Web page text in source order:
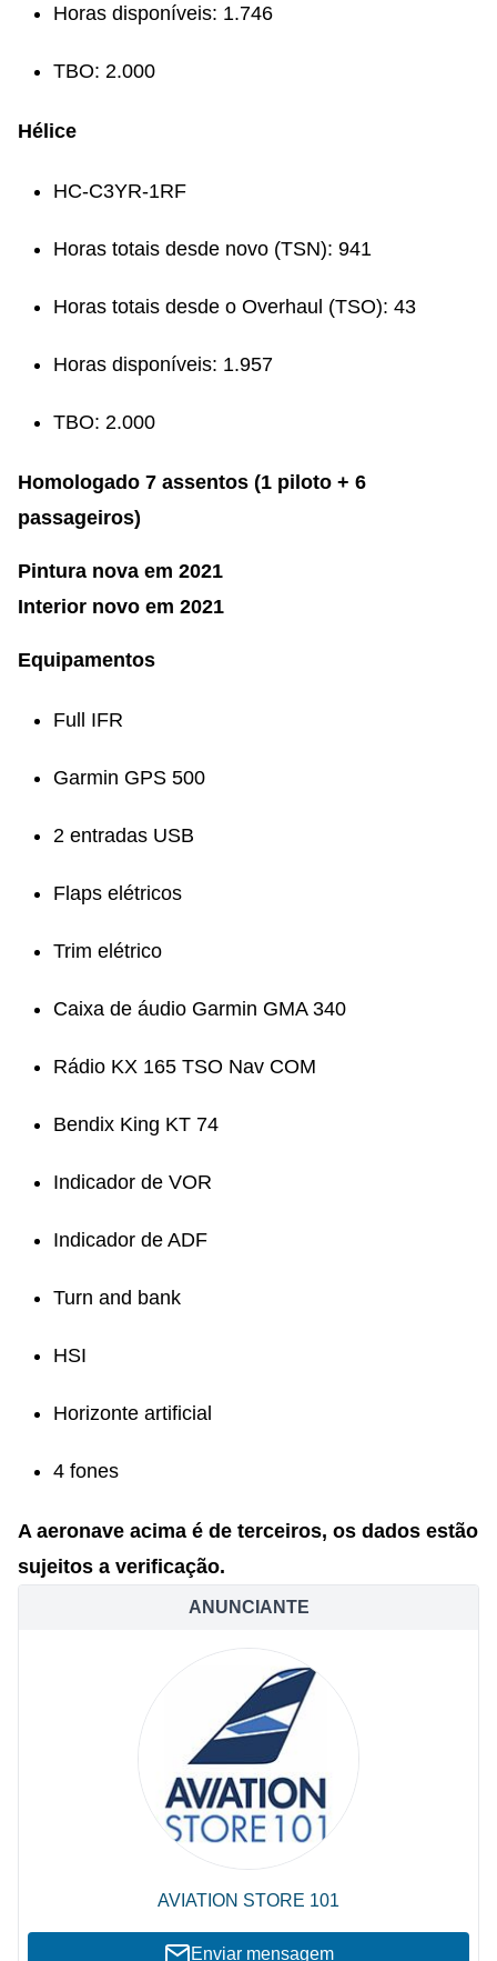
Horas disponíveis: 1.746
TBO: 2.000
Hélice
HC-C3YR-1RF
Horas totais desde novo (TSN): 941
Horas totais desde o Overhaul (TSO): 43
Horas disponíveis: 1.957
TBO: 2.000
Homologado 7 assentos (1 piloto + 6
passageiros)
Pintura nova em 2021
Interior novo em 2021
Equipamentos
Full IFR
Garmin GPS 500
2 entradas USB
Flaps elétricos
Trim elétrico
Caixa de áudio Garmin GMA 340
Rádio KX 165 TSO Nav COM
Bendix King KT 74
Indicador de VOR
Indicador de ADF
Turn and bank
HSI
Horizonte artificial
4 fones
A aeronave acima é de terceiros, os dados estão
sujeitos a verificação.
ANUNCIANTE
AVIATION STORE 101
Enviar mensagem